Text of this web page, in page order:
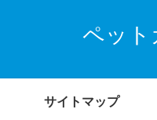
ペット
サイトマップ